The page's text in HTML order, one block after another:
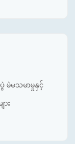
မဲမသမာမှုနှင့်
ား